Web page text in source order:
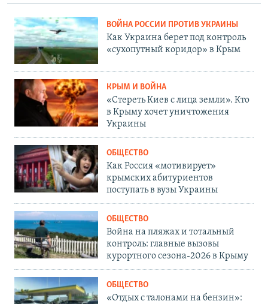
ВОЙНА РОССИИ ПРОТИВ УКРАИНЫ
Как Украина берет под контроль
«сухопутный коридор» в Крым
КРЫМ И ВОЙНА
«Стереть Киев с лица земли». Кто
в Крыму хочет уничтожения
Украины
ОБЩЕСТВО
Как Россия «мотивирует»
крымских абитуриентов
поступать в вузы Украины
ОБЩЕСТВО
Война на пляжах и тотальный
контроль: главные вызовы
курортного сезона-2026 в Крыму
ОБЩЕСТВО
«Отдых с талонами на бензин»: